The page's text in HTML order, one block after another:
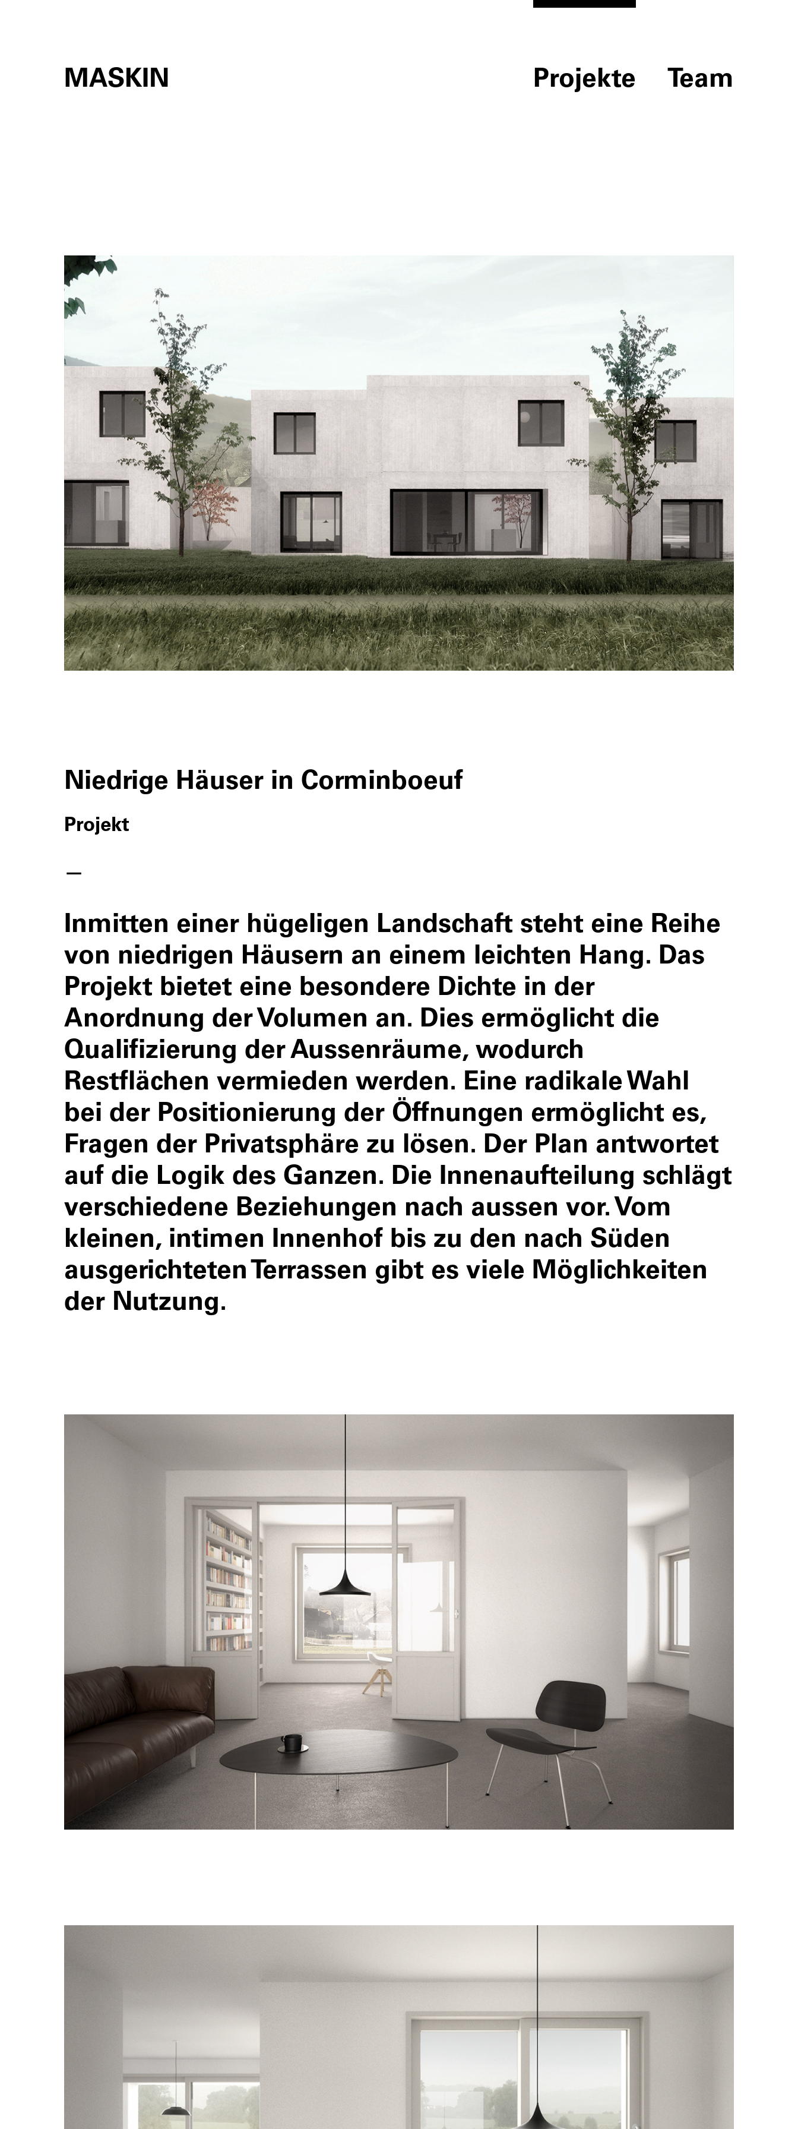
MASKIN Projekte Team
Niedrige Häuser in Corminboeuf
Projekt
—
Inmitten einer hügeligen Landschaft steht eine Reihe
von niedrigen Häusern an einem leichten Hang. Das
Projekt bietet eine besondere Dichte in der
Anordnung der Volumen an. Dies ermöglicht die
Qualifizierung der Aussenräume, wodurch
Restflächen vermieden werden. Eine radikale Wahl
bei der Positionierung der Öffnungen ermöglicht es,
Fragen der Privatsphäre zu lösen. Der Plan antwortet
auf die Logik des Ganzen. Die Innenaufteilung schlägt
verschiedene Beziehungen nach aussen vor. Vom
kleinen, intimen Innenhof bis zu den nach Süden
ausgerichteten Terrassen gibt es viele Möglichkeiten
der Nutzung.